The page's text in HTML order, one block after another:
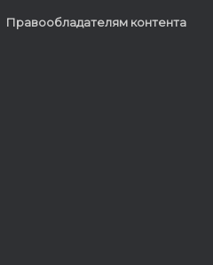
Правообладателям контента